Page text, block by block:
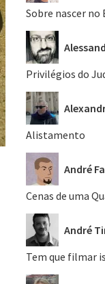
Sobre nascer
Privilégios do
Alistamento
André
Cenas de uma
André
Tem que filmar